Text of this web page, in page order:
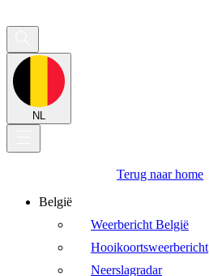
NL
Terug naar home
België
Weerbericht België
Hooikoortsweerbericht
Neerslagradar